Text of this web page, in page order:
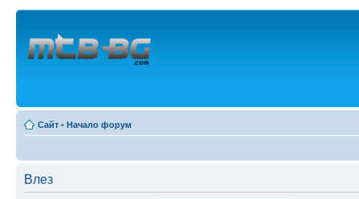
Сайт • Начало форум
Влез